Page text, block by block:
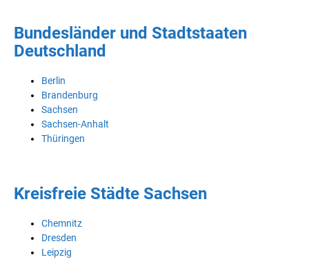
Bundesländer und Stadtstaaten
Deutschland
Berlin
Brandenburg
Sachsen
Sachsen-Anhalt
Thüringen
Kreisfreie Städte Sachsen
Chemnitz
Dresden
Leipzig